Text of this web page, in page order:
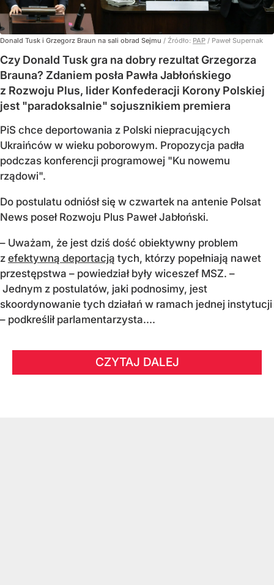
Donald Tusk i Grzegorz Braun na sali obrad Sejmu / Źródło: PAP / Paweł Supernak
Czy Donald Tusk gra na dobry rezultat Grzegorza
Brauna? Zdaniem posła Pawła Jabłońskiego
z Rozwoju Plus, lider Konfederacji Korony Polskiej
jest "paradoksalnie" sojusznikiem premiera
PiS chce deportowania z Polski niepracujących
Ukraińców w wieku poborowym. Propozycja padła
podczas konferencji programowej "Ku nowemu
rządowi".
Do postulatu odniósł się w czwartek na antenie Polsat
News poseł Rozwoju Plus Paweł Jabłoński.
– Uważam, że jest dziś dość obiektywny problem
z efektywną deportacją tych, którzy popełniają nawet
przestępstwa – powiedział były wiceszef MSZ. –
Jednym z postulatów, jaki podnosimy, jest
skoordynowanie tych działań w ramach jednej instytucji
– podkreślił parlamentarzysta....
CZYTAJ DALEJ